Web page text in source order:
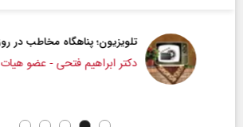
تلویزیون؛ پناهگاه مخاطب در روزهای
دکتر ابراهیم فتحی - عضو هیات